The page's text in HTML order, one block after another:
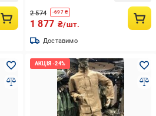
2 574 -697₴
1 877 ₴/шт.
Доставимо